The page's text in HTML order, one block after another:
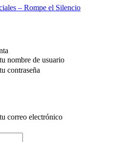
– Rompe el Silencio
tu nombre de usuario
tu contraseña
tu correo electrónico